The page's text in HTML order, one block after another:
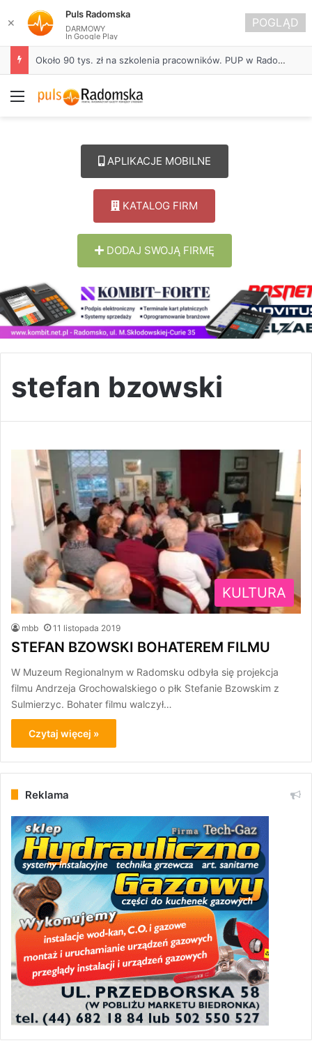
Około 90 tys. zł na szkolenia pracowników. PUP w Radomsku ogłasza nabór wniosków
Menu
APLIKACJE MOBILNE
KATALOG FIRM
DODAJ SWOJĄ FIRMĘ
stefan bzowski
KULTURA
mbb 11 listopada 2019
STEFAN BZOWSKI BOHATEREM FILMU
W Muzeum Regionalnym w Radomsku odbyła się projekcja
filmu Andrzeja Grochowalskiego o płk Stefanie Bzowskim z
Sulmierzyc. Bohater filmu walczył…
Czytaj więcej »
Reklama
✕
Puls Radomska
DARMOWY
In Google Play
POGLĄD